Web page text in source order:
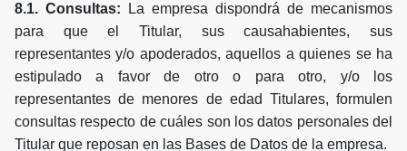
8.1. Consultas:
La empresa dispondrá de mecanismos
para que el Titular, sus causahabientes, sus
representantes y/o apoderados, aquellos a quienes se ha
estipulado a favor de otro o para otro, y/o los
representantes de menores de edad Titulares, formulen
consultas respecto de cuáles son los datos personales del
Titular que reposan en las Bases de Datos de la empresa.